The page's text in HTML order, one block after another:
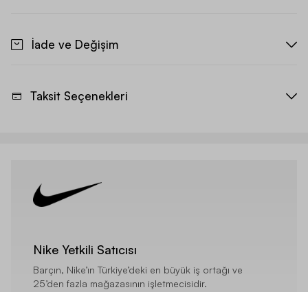
İade ve Değişim
Taksit Seçenekleri
Nike Yetkili Satıcısı
Barçın, Nike’ın Türkiye’deki en büyük iş ortağı ve
25’den fazla mağazasının işletmecisidir.